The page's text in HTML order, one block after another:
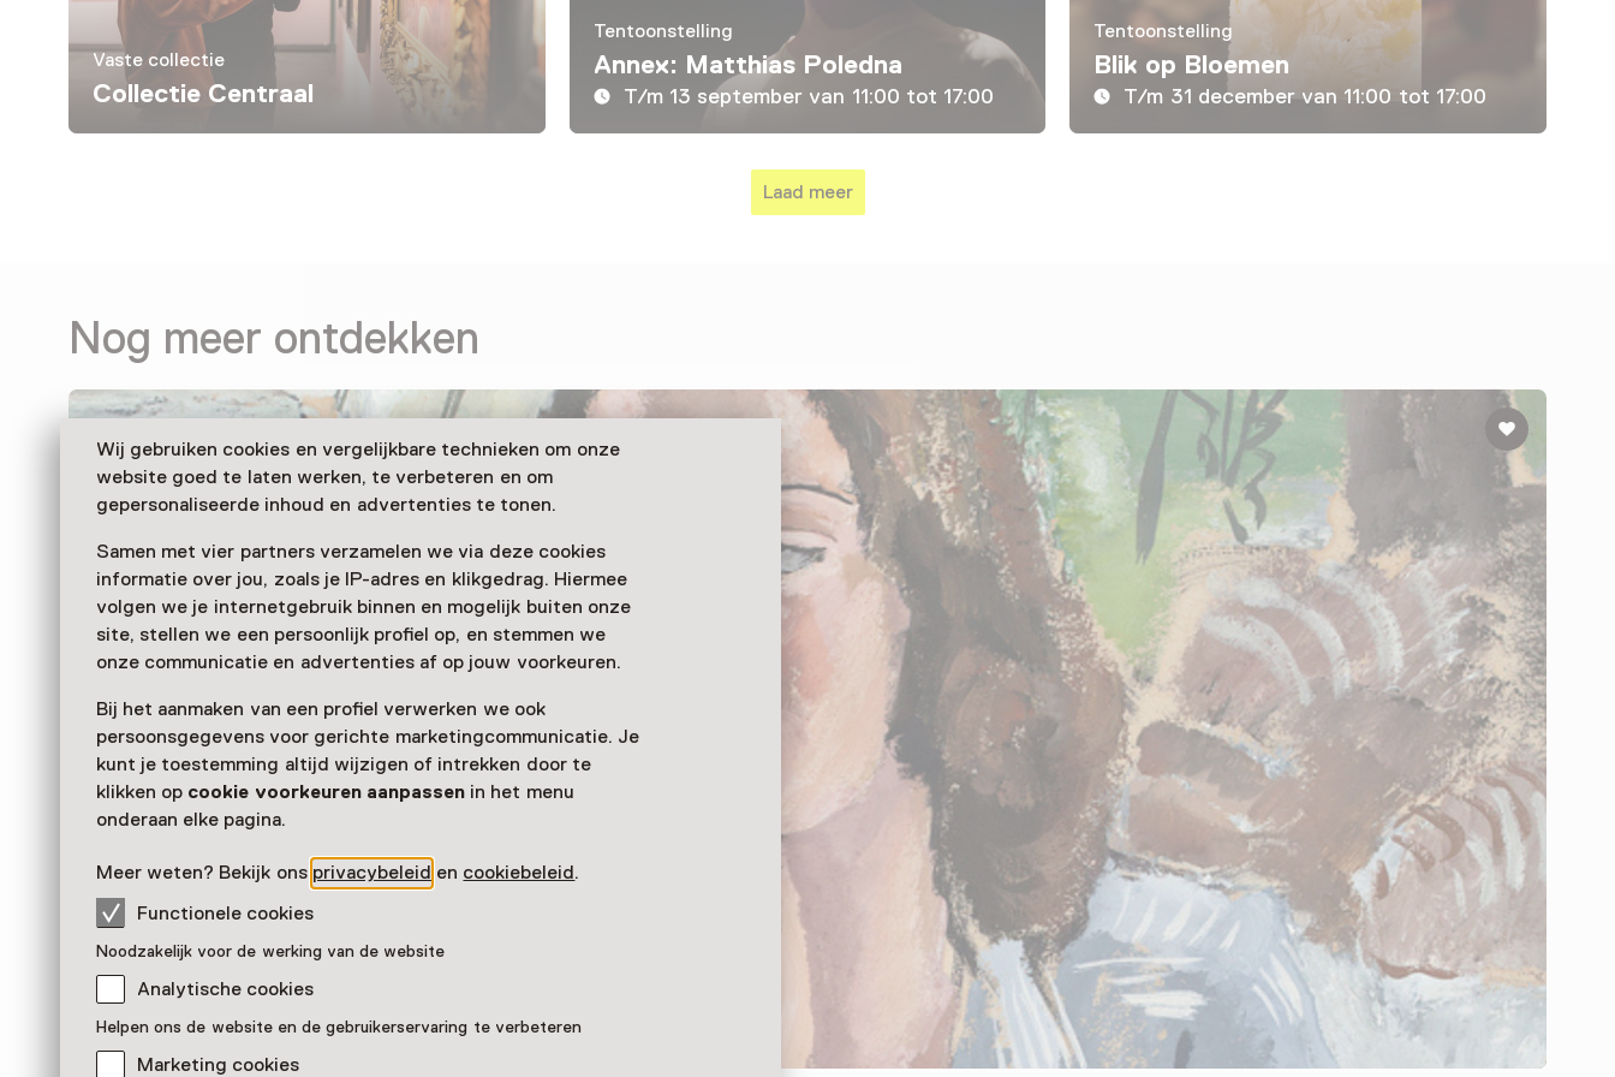
Wij gebruiken cookies en vergelijkbare technieken om onze
website goed te laten werken, te verbeteren en om
gepersonaliseerde inhoud en advertenties te tonen.
Samen met vier partners verzamelen we via deze cookies
informatie over jou, zoals je IP-adres en klikgedrag. Hiermee
volgen we je internetgebruik binnen en mogelijk buiten onze
site, stellen we een persoonlijk profiel op, en stemmen we
onze communicatie en advertenties af op jouw voorkeuren.
Bij het aanmaken van een profiel verwerken we ook
persoonsgegevens voor gerichte marketingcommunicatie. Je
kunt je toestemming altijd wijzigen of intrekken door te
klikken op cookie voorkeuren aanpassenin het menu
onderaan elke pagina.
Meer weten? Bekijk ons privacybeleid en cookiebeleid.
Functionele cookies
Noodzakelijk voor de werking van de website
Analytische cookies
Helpen ons de website en de gebruikerservaring te verbeteren
Marketing cookies
Vaste collectie
Collectie Centraal
Tentoonstelling
Annex: Matthias Poledna
T/m 13 september van 11:00 tot 17:00
Tentoonstelling
Blik op Bloemen
T/m 31 december van 11:00 tot 17:00
Laad meer
Nog meer ontdekken
Zittende vrouw, Joep Nicolas, 1946
Pronkstuk
Museum De Wieger, Deurne